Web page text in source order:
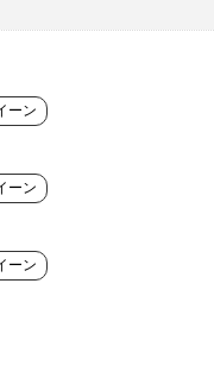
ーン
ーン
ーン